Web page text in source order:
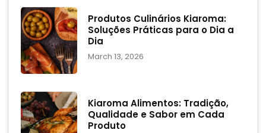
Produtos Culinários Kiaroma:
Soluções Práticas para o Dia a
Dia
March 13, 2026
Kiaroma Alimentos: Tradição,
Qualidade e Sabor em Cada
Produto